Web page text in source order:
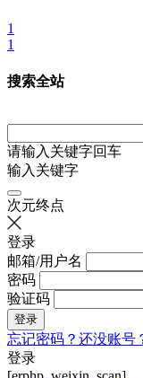
1
1
搜索全站
请输入关键字回车
输入关键字
次元终点
登录
邮箱/用户名
密码
验证码
登录
忘记密码？ 还没账号
登录